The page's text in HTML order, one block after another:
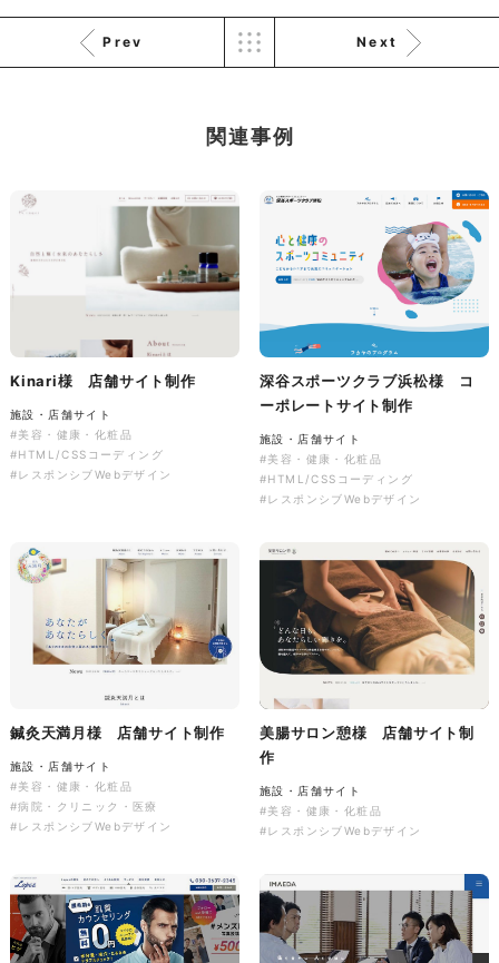
#HTML/CSSコーディング
#レスポンシブWebデザイン
株式会社三共様 会社案内パン
印刷物
#産業廃棄物処理業
#イラスト
#エコ・環境
株式会社三共様 さんきょちゃ
んぬいぐるみ
#ぬいぐるみ
株式会社三共様 ドリップコー
ヒーパッケージ
ノベルティ
#産業廃棄物処理業
Prev Next
関連事例
Kinari様 店舗サイト制作
施設・店舗サイト
#美容・健康・化粧品
#HTML/CSSコーディング
#レスポンシブWebデザイン
深谷スポーツクラブ浜松様 コ
ーポレートサイト制作
施設・店舗サイト
#美容・健康・化粧品
#HTML/CSSコーディング
#レスポンシブWebデザイン
鍼灸天満月様 店舗サイト制作
施設・店舗サイト
#美容・健康・化粧品
#病院・クリニック・医療
#レスポンシブWebデザイン
美腸サロン憩様 店舗サイト制
作
施設・店舗サイト
#美容・健康・化粧品
#レスポンシブWebデザイン